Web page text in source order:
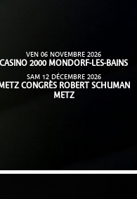
VEN 06 NOVEMBRE 2026
CASINO 2000 MONDORF-LES-BAINS
SAM 12 DÉCEMBRE 2026
CONGRÈS ROBERT SCHUMAN
METZ